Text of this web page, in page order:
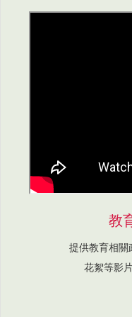
教
提供教育相關
花絮等影